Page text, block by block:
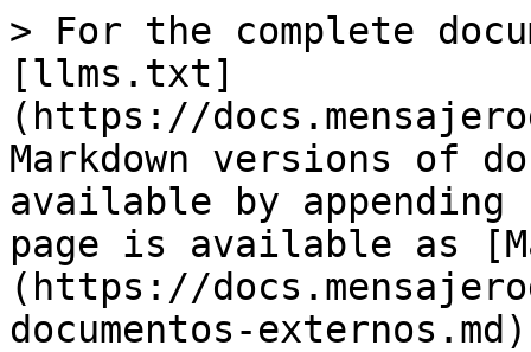
> For the complete
[llms.txt]
(https://
Markdown versions of
available by
page is available as
(https://
documentos-